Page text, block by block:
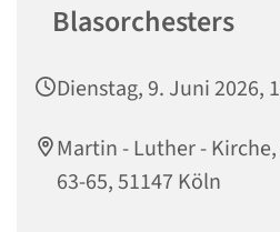
Blasorchesters
Dienstag, 9. Juni 2026,
Martin - Luther -
63-65, 51147 Köln